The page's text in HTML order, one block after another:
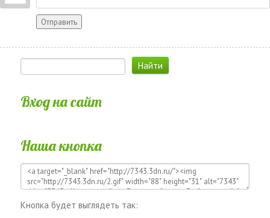
Отправить
Вход на сайт
Наша кнопка
Кнопка будет выглядеть так: